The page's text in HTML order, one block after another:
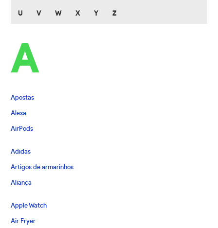
U V W X Y Z
A
Apostas
Alexa
AirPods
Adidas
Artigos de armarinhos
Aliança
Apple Watch
Air Fryer